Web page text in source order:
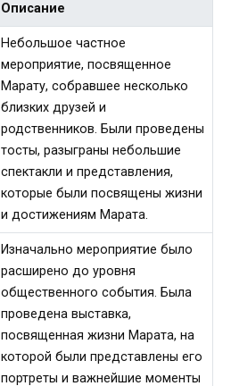
Описание
Небольшое частное
мероприятие, посвященное
Марату, собравшее несколько
близких друзей и
родственников. Были проведены
тосты, разыграны небольшие
спектакли и представления,
которые были посвящены жизни
и достижениям Марата.
Изначально мероприятие было
расширено до уровня
общественного события. Была
проведена выставка,
посвященная жизни Марата, на
которой были представлены его
портреты и важнейшие моменты